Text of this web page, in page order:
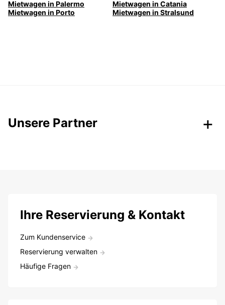
Mietwagen in Palermo
Mietwagen in Catania
Mietwagen in Porto
Mietwagen in Stralsund
Unsere Partner
Ihre Reservierung & Kontakt
Zum Kundenservice
Reservierung verwalten
Häufige Fragen